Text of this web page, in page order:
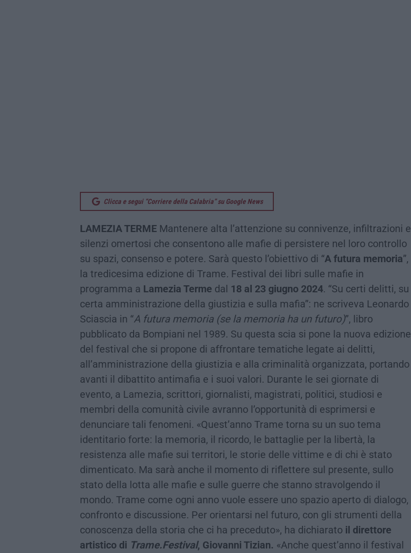
Clicca e segui “Corriere della Calabria” su Google News
LAMEZIA TERME Mantenere alta l’attenzione su connivenze, infiltrazioni e
silenzi omertosi che consentono alle mafie di persistere nel loro controllo
su spazi, consenso e potere. Sarà questo l’obiettivo di “A futura memoria”,
la tredicesima edizione di Trame. Festival dei libri sulle mafie in
programma a Lamezia Terme dal 18 al 23 giugno 2024. “Su certi delitti, su
certa amministrazione della giustizia e sulla mafia”: ne scriveva Leonardo
Sciascia in “A futura memoria (se la memoria ha un futuro)”, libro
pubblicato da Bompiani nel 1989. Su questa scia si pone la nuova edizione
del festival che si propone di affrontare tematiche legate ai delitti,
all’amministrazione della giustizia e alla criminalità organizzata, portando
avanti il dibattito antimafia e i suoi valori. Durante le sei giornate di
evento, a Lamezia, scrittori, giornalisti, magistrati, politici, studiosi e
membri della comunità civile avranno l’opportunità di esprimersi e
denunciare tali fenomeni. «Quest’anno Trame torna su un suo tema
identitario forte: la memoria, il ricordo, le battaglie per la libertà, la
resistenza alle mafie sui territori, le storie delle vittime e di chi è stato
dimenticato. Ma sarà anche il momento di riflettere sul presente, sullo
stato della lotta alle mafie e sulle guerre che stanno stravolgendo il
mondo. Trame come ogni anno vuole essere uno spazio aperto di dialogo,
confronto e discussione. Per orientarsi nel futuro, con gli strumenti della
conoscenza della storia che ci ha preceduto», ha dichiarato il direttore
artistico di Trame.Festival, Giovanni Tizian. «Anche quest’anno il festival